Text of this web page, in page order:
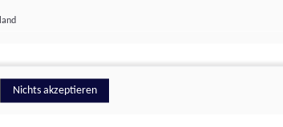
Nichts akzeptieren